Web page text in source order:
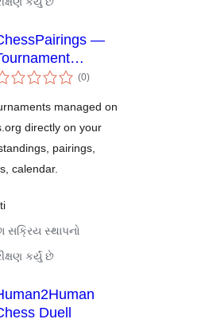
—
(0કુલ
રેટિંગ્સ
)
managed on
directly on your
pairings,
calendar.
સક્રિય સ્થાપનો
કર્યું છે
Duell